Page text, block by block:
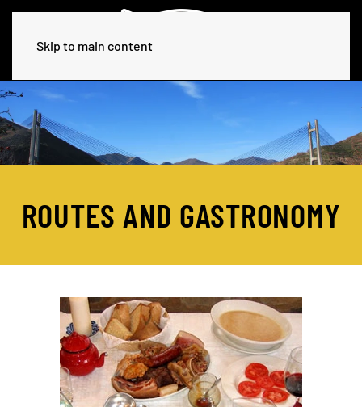
Skip to main content
ROUTES AND GASTRONOMY